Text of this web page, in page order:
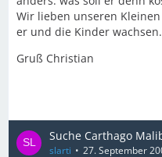
Wir lieben unseren
er und die Kinder
Gruß Christian
Suche Carthago
slarti 27. September